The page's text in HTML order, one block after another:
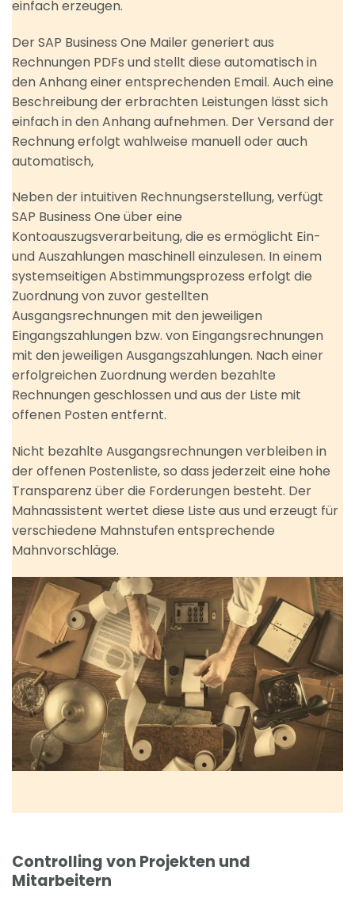
einfach erzeugen.
Der SAP Business One Mailer generiert aus
Rechnungen PDFs und stellt diese automatisch in
den Anhang einer entsprechenden Email. Auch eine
Beschreibung der erbrachten Leistungen lässt sich
einfach in den Anhang aufnehmen. Der Versand der
Rechnung erfolgt wahlweise manuell oder auch
automatisch,
Neben der intuitiven Rechnungserstellung, verfügt
SAP Business One über eine
Kontoauszugsverarbeitung, die es ermöglicht Ein-
und Auszahlungen maschinell einzulesen. In einem
systemseitigen Abstimmungsprozess erfolgt die
Zuordnung von zuvor gestellten
Ausgangsrechnungen mit den jeweiligen
Eingangszahlungen bzw. von Eingangsrechnungen
mit den jeweiligen Ausgangszahlungen. Nach einer
erfolgreichen Zuordnung werden bezahlte
Rechnungen geschlossen und aus der Liste mit
offenen Posten entfernt.
Nicht bezahlte Ausgangsrechnungen verbleiben in
der offenen Postenliste, so dass jederzeit eine hohe
Transparenz über die Forderungen besteht. Der
Mahnassistent wertet diese Liste aus und erzeugt für
verschiedene Mahnstufen entsprechende
Mahnvorschläge.
Controlling von Projekten und
Mitarbeitern